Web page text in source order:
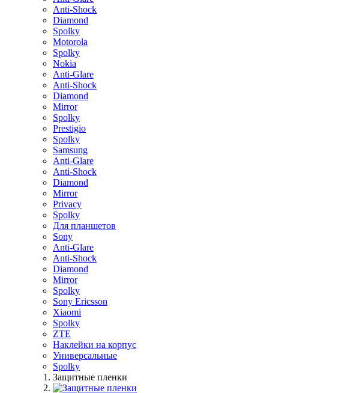
Anti-Shock
Diamond
Spolky
Motorola
Spolky
Nokia
Anti-Glare
Anti-Shock
Diamond
Mirror
Spolky
Prestigio
Spolky
Samsung
Anti-Glare
Anti-Shock
Diamond
Mirror
Privacy
Spolky
Для планшетов
Sony
Anti-Glare
Anti-Shock
Diamond
Mirror
Spolky
Sony Ericsson
Xiaomi
Spolky
ZTE
Наклейки на корпус
Универсальные
Spolky
Защитные пленки